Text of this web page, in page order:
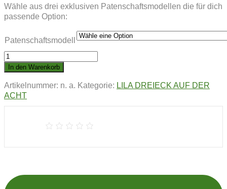
Wähle aus drei exklusiven Patenschaftsmodellen die für dich
passende Option:
Patenschaftsmodell
LILA
DREIECK
DER
ACHT
|
Menge
In den Warenkorb
Artikelnummer: n. a. Kategorie: LILA DREIECK AUF DER
ACHT